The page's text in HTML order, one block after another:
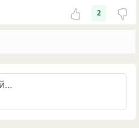
2